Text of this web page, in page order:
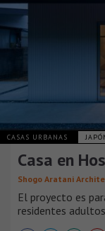
CASAS URBANAS
Casa en
Shogo Aratani
El proyecto es
residentes